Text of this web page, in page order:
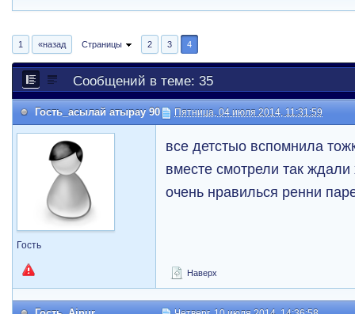
1 «назад Страницы 2 3 4
Сообщений в теме: 35
Гость_асылай атырау 90 Пятница, 04 июля 2014, 11:31:59
Гость
все детстыо вспомнила
вместе смотрели так
очень нравилься ренни
Наверх